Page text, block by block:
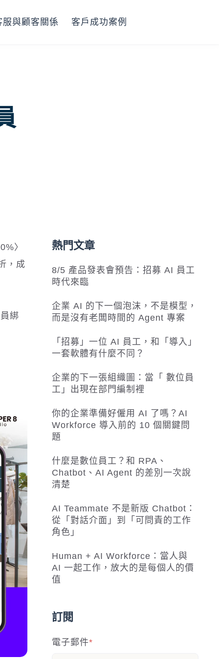
服與顧客關係 客戶成功案例
〉
，成
綁
熱門文章
8/5 產品發表會預告：招募 AI 員工
時代來臨
企業 AI 的下一個泡沫，不是模型，
而是沒有老闆時間的 Agent 專案
「招募」一位 AI 員工，和「導入」
一套軟體有什麼不同？
企業的下一張組織圖：當「 數位員
工」出現在部門編制裡
你的企業準備好僱用 AI 了嗎？AI
Workforce 導入前的 10 個關鍵問
題
什麼是數位員工？和 RPA、
Chatbot、AI Agent 的差別一次說
清楚
AI Teammate 不是新版 Chatbot：
從「對話介面」到「可問責的工作
角色」
Human + AI Workforce：當人與
AI 一起工作，放大的是每個人的價
值
訂閱
電子郵件*